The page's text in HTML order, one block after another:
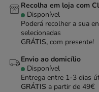
Recolha em loja com
Disponível
Poderá recolher a sua
selecionadas
GRÁTIS, com presente!
Envio ao domicílio
Disponível
Entrega entre 1-3 dias
GRÁTIS a partir de 49€